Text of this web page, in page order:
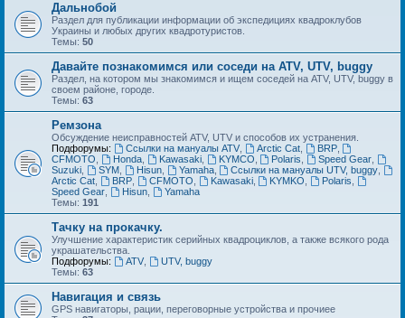
Дальнобой
Раздел для публикации информации об экспедициях квадроклубов
Украины и любых других квадротуристов.
Темы: 50
Давайте познакомимся или соседи на ATV, UTV, buggy
Раздел, на котором мы знакомимся и ищем соседей на ATV, UTV, buggy в
своем районе, городе.
Темы: 63
Ремзона
Обсуждение неисправностей ATV, UTV и способов их устранения.
Подфорумы:
Ссылки на мануалы ATV, Arctic Cat, BRP,
CFMOTO
Honda, Kawasaki, KYMCO Polaris Speed Gear
Suzuki
SYM, Hisun, Yamaha, Ссылки на мануалы UTV, buggy
Arctic Cat
BRP, CFMOTO Kawasaki, KYMKO Polaris
Speed Gear
Hisun,
Yamaha
Темы: 191
Тачку на прокачку.
Улучшение характеристик серийных квадроциклов, а также всякого рода
украшательства.
Подфорумы:
ATV,
UTV, buggy
Темы: 63
Навигация и связь
GPS навигаторы, рации, переговорные устройства и прочиее